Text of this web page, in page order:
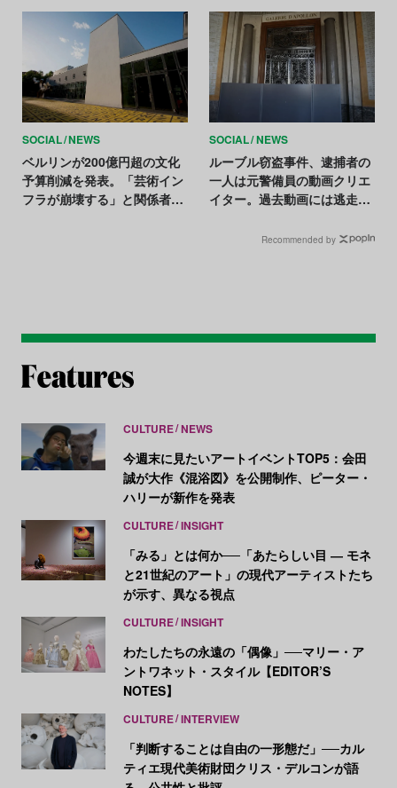
示ボイコットを訴え
SOCIAL NEWS
ベルリンが200億円超の文化
予算削減を発表。「芸術イン
フラが崩壊する」と関係者ら
SOCIAL NEWS
ルーブル窃盗事件、逮捕者の
一人は元警備員の動画クリエ
イター。過去動画には逃走に
Recommended by
CULTURE NEWS
今週末に見たいアートイベントTOP5：会田
誠が大作《混浴図》を公開制作、ピーター・
ハリーが新作を発表
CULTURE INSIGHT
「みる」とは何か──「あたらしい目 ― モネ
と21世紀のアート」の現代アーティストたち
が示す、異なる視点
CULTURE INSIGHT
わたしたちの永遠の「偶像」──マリー・ア
ントワネット・スタイル【EDITOR’S
NOTES】
CULTURE INTERVIEW
「判断することは自由の一形態だ」──カル
ティエ現代美術財団クリス・デルコンが語